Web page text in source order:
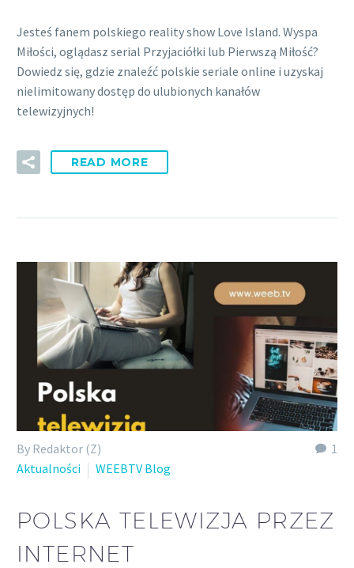
Jesteś fanem polskiego reality show Love Island. Wyspa
Miłości, oglądasz serial Przyjaciółki lub Pierwszą Miłość?
Dowiedz się, gdzie znaleźć polskie seriale online i uzyskaj
nielimitowany dostęp do ulubionych kanałów
telewizyjnych!
READ MORE
1
By Redaktor (Z)
Aktualności
WEEBTV Blog
POLSKA TELEWIZJA PRZEZ
INTERNET